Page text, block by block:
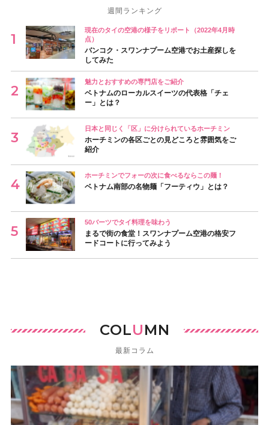
週間ランキング
現在のタイの空港の様子をリポート（2022年4月時
点）
バンコク・スワンナプーム空港でお土産探しを
してみた
魅力とおすすめの専門店をご紹介
ベトナムのローカルスイーツの代表格「チェ
ー」とは？
日本と同じく「区」に分けられているホーチミン
ホーチミンの各区ごとの見どころと雰囲気をご
紹介
ホーチミンでフォーの次に食べるならこの麺！
ベトナム南部の名物麺「フーティウ」とは？
50バーツでタイ料理を味わう
まるで街の食堂！スワンナプーム空港の格安フ
ードコートに行ってみよう
COLUMN
最新コラム